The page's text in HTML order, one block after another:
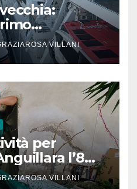
GNL ad una
VILLANI
per
l’8
MuseoVILLANI